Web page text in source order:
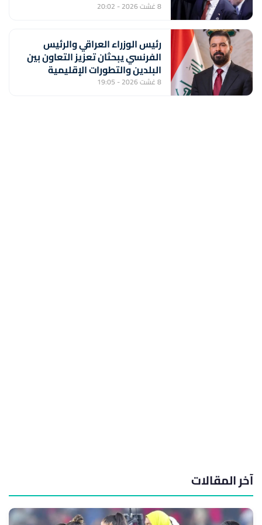
8 غشت 2026 - 20:02
رئيس الوزراء العراقي والرئيس
الفرنسي يبحثان تعزيز التعاون بين
البلدين والتطورات الإقليمية
8 غشت 2026 - 19:05
آخر المقالات